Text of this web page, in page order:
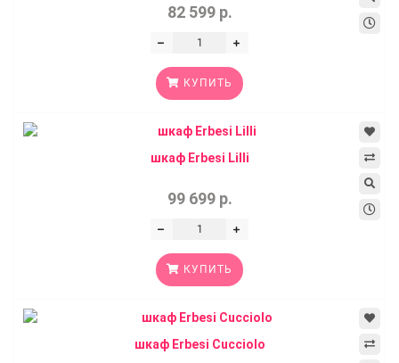
82 599 р.
КУПИТЬ
шкаф Erbesi Lilli
99 699 р.
КУПИТЬ
шкаф Erbesi Cucciolo